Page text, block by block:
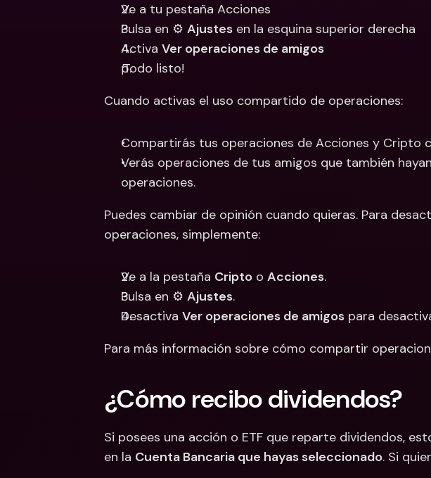
Ve a tu pestaña Acciones
Pulsa en ⚙️ Ajustes en la esquina superior derecha
Activa Ver operaciones de amigos
¡Todo listo!
Cuando activas el uso compartido de operaciones:
Compartirás tus operaciones de Acciones y Cripto
Verás operaciones de tus amigos que también
operaciones.
Puedes cambiar de opinión cuando quieras. Para
operaciones, simplemente:
Ve a la pestaña Cripto o Acciones.
Pulsa en ⚙️ Ajustes.
Desactiva Ver operaciones de amigos para
Para más información sobre cómo compartir
¿Cómo recibo dividendos?
Si posees una acción o ETF que reparte dividendos,
en la Cuenta Bancaria que hayas seleccionado. Si